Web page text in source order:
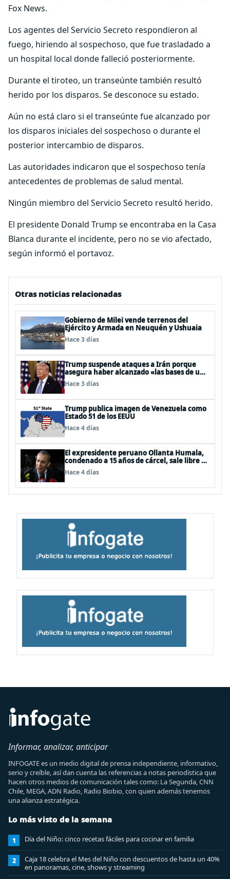
Fox News.
Los agentes del Servicio Secreto respondieron al
fuego, hiriendo al sospechoso, que fue trasladado a
un hospital local donde falleció posteriormente.
Durante el tiroteo, un transeúnte también resultó
herido por los disparos. Se desconoce su estado.
Aún no está claro si el transeúnte fue alcanzado por
los disparos iniciales del sospechoso o durante el
posterior intercambio de disparos.
Las autoridades indicaron que el sospechoso tenía
antecedentes de problemas de salud mental.
Ningún miembro del Servicio Secreto resultó herido.
El presidente Donald Trump se encontraba en la Casa
Blanca durante el incidente, pero no se vio afectado,
según informó el portavoz.
Otras noticias relacionadas
Gobierno de Milei vende terrenos del
Ejército y Armada en Neuquén y Ushuaia
Hace 3 días
Trump suspende ataques a Irán porque
asegura haber alcanzado «las bases de un
acuerdo»
Hace 3 días
Trump publica imagen de Venezuela como
Estado 51 de los EEUU
Hace 4 días
El expresidente peruano Ollanta Humala,
condenado a 15 años de cárcel, sale libre al
anularse su caso
Hace 4 días
Informar, analizar, anticipar
INFOGATE es un medio digital de prensa independiente, informativo,
serio y creíble, así dan cuenta las referencias a notas periodística que
hacen otros medios de comunicación tales como: La Segunda, CNN
Chile, MEGA, ADN Radio, Radio Biobio, con quien además tenemos
una alianza estratégica.
Lo más visto de la semana
1 Día del Niño: cinco recetas fáciles para cocinar en familia
2
Caja 18 celebra el Mes del Niño con descuentos de hasta un 40%
en panoramas, cine, shows y streaming